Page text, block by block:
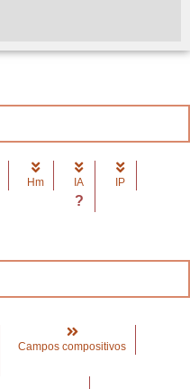
Hm IA
?
IP
Campos compositivos